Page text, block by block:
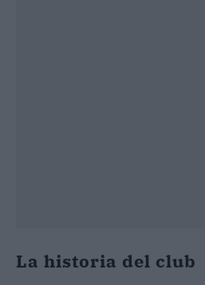
La historia del club